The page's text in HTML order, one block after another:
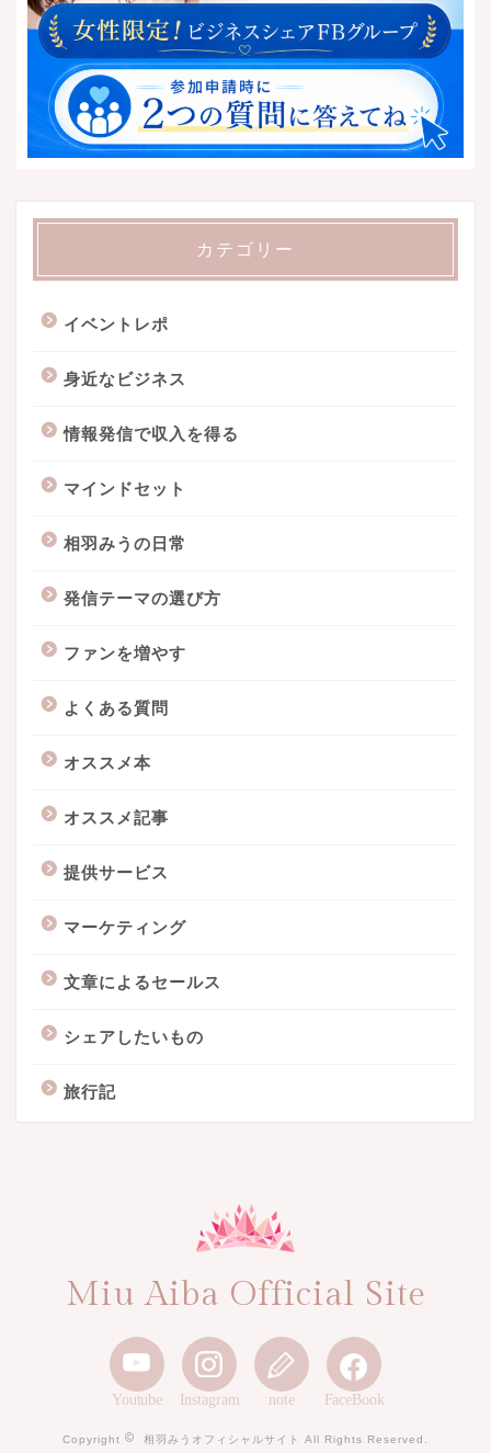
カテゴリー
イベントレポ
身近なビジネス
情報発信で収入を得る
マインドセット
相羽みうの日常
発信テーマの選び方
ファンを増やす
よくある質問
オススメ本
オススメ記事
提供サービス
マーケティング
文章によるセールス
シェアしたいもの
旅行記
Miu Aiba Official Site
Youtube Instagram note FaceBook
Copyright 相羽みうオフィシャルサイト All Rights Reserved.